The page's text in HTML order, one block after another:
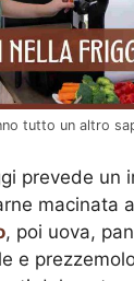
tutto un altro
prevede un
macinata
, poi uova,
e